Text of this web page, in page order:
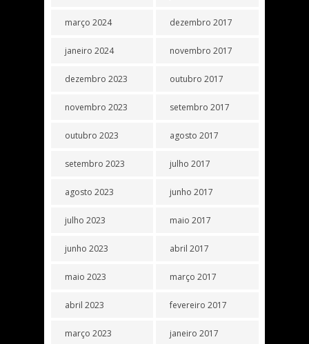
março 2024
janeiro 2024
dezembro 2023
novembro 2023
outubro 2023
setembro 2023
agosto 2023
julho 2023
junho 2023
maio 2023
abril 2023
março 2023
dezembro 2017
novembro 2017
outubro 2017
setembro 2017
agosto 2017
julho 2017
junho 2017
maio 2017
abril 2017
março 2017
fevereiro 2017
janeiro 2017